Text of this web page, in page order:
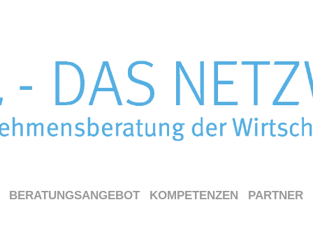
BERATUNGSANGEBOT KOMPETENZEN PARTNER